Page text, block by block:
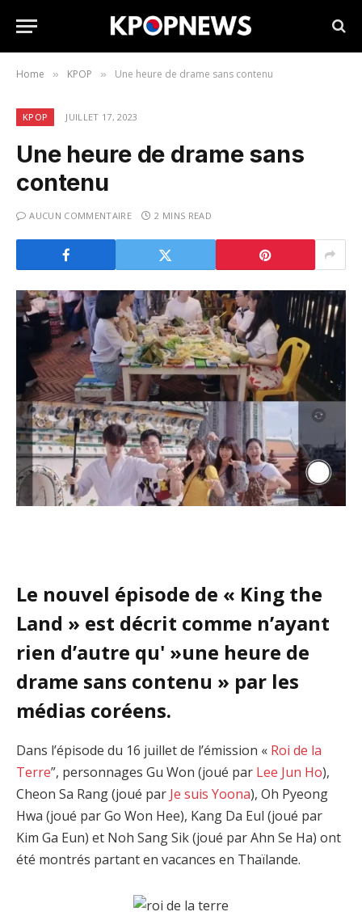
Home » KPOP » Une heure de drame sans contenu
KPOP JUILLET 17, 2023
Une heure de drame sans
contenu
AUCUN COMMENTAIRE 2 MINS READ
Le nouvel épisode de « King the
Land » est décrit comme n’ayant
rien d’autre qu' »une heure de
drame sans contenu » par les
médias coréens.
Dans l’épisode du 16 juillet de l’émission « Roi de la
Terre”, personnages Gu Won (joué par Lee Jun Ho),
Cheon Sa Rang (joué par Je suis Yoona), Oh Pyeong
Hwa (joué par Go Won Hee), Kang Da Eul (joué par
Kim Ga Eun) et Noh Sang Sik (joué par Ahn Se Ha) ont
été montrés partant en vacances en Thaïlande.